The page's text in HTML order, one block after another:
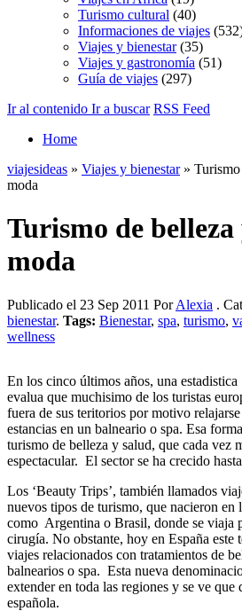
Turismo cultural (40)
Informaciones de viajes
Viajes y bienestar(35)
Viajes y gastronomía (51)
Guía de viajes (297)
Ir al contenido Ir a buscar RSS Feed
Home
viajesideas » Viajes y bienestar» Turismo
moda
Turismo de
moda
Publicado el 23 Sep 2011 PorAlexia .
bienestar. Tags: Bienestar, spa, turismo,
wellness
En los cinco últimos años, una
evalua que muchisimo de los turistas
fuera de sus teritorios por motivo
estancias en un balneario o spa. Esa
turismo de belleza y salud, que cada vez
espectacular. El sector se ha crecido
Los ‘Beauty Trips’, también llamados
nuevos tipos de turismo, que nacieron en
como Argentina o Brasil, donde se viaja
cirugía. No obstante, hoy en España este
viajes relacionados con tratamientos de
balnearios o spa. Esta nueva
extender en toda las regiones y se ve que
española.